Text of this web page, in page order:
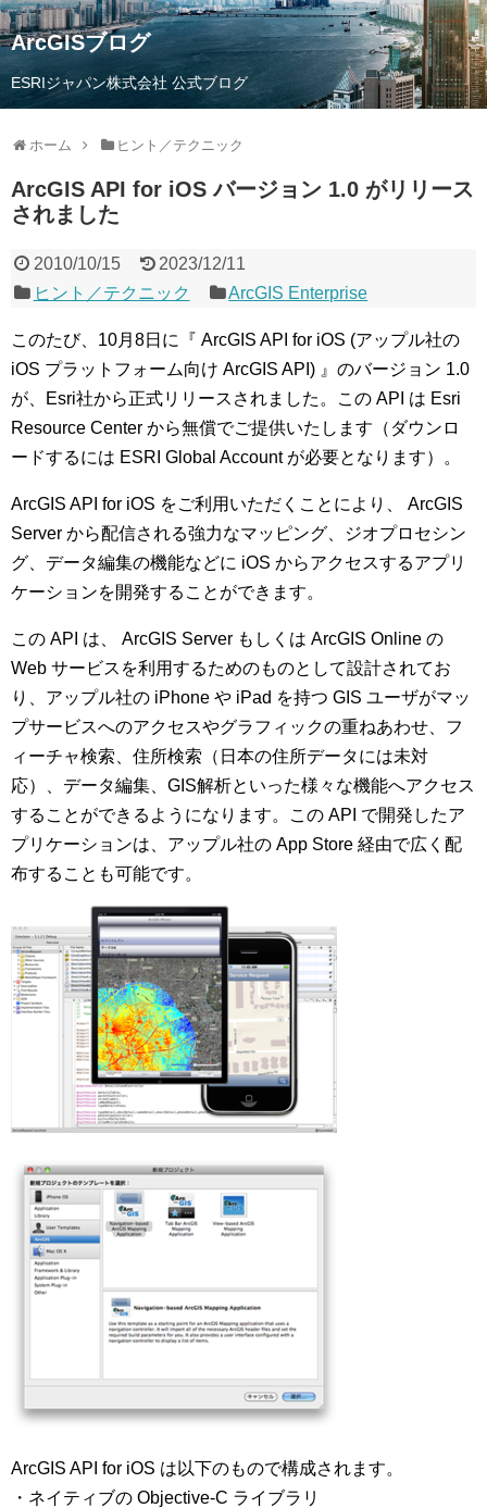
ArcGISブログ
ESRIジャパン株式会社 公式ブログ
ホーム ヒント／テクニック
ArcGIS API for iOS バージョン 1.0 がリリース
されました
2010/10/15
2023/12/11
ヒント／テクニック
ArcGIS Enterprise
このたび、10月8日に『 ArcGIS API for iOS (アップル社の
iOS プラットフォーム向け ArcGIS API) 』のバージョン 1.0
が、Esri社から正式リリースされました。この API は Esri
Resource Center から無償でご提供いたします（ダウンロ
ードするには ESRI Global Account が必要となります）。
ArcGIS API for iOS をご利用いただくことにより、 ArcGIS
Server から配信される強力なマッピング、ジオプロセシン
グ、データ編集の機能などに iOS からアクセスするアプリ
ケーションを開発することができます。
この API は、 ArcGIS Server もしくは ArcGIS Online の
Web サービスを利用するためのものとして設計されてお
り、アップル社の iPhone や iPad を持つ GIS ユーザがマッ
プサービスへのアクセスやグラフィックの重ねあわせ、フ
ィーチャ検索、住所検索（日本の住所データには未対
応）、データ編集、GIS解析といった様々な機能へアクセス
することができるようになります。この API で開発したア
プリケーションは、アップル社の App Store 経由で広く配
布することも可能です。
ArcGIS API for iOS は以下のもので構成されます。
・ネイティブの Objective-C ライブラリ